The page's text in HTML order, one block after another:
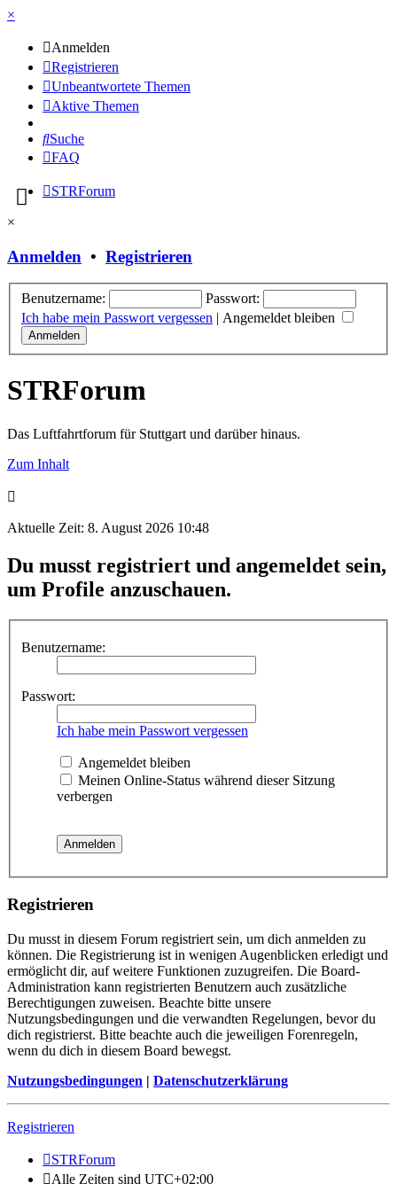
×
Anmelden
Registrieren
Unbeantwortete Themen
Aktive Themen
Suche
FAQ
STRForum
×
Anmelden • Registrieren
Benutzername:
Passwort:
Ich habe mein Passwort vergessen | Angemeldet bleiben
STRForum
Das Luftfahrtforum für Stuttgart und darüber hinaus.
Zum Inhalt
Aktuelle Zeit: 8. August 2026 10:48
Du musst registriert und angemeldet sein,
um Profile anzuschauen.
Benutzername:
Passwort:
Ich habe mein Passwort vergessen
Angemeldet bleiben
Meinen Online-Status während dieser Sitzung
verbergen
Registrieren
Du musst in diesem Forum registriert sein, um dich anmelden zu
können. Die Registrierung ist in wenigen Augenblicken erledigt und
ermöglicht dir, auf weitere Funktionen zuzugreifen. Die Board-
Administration kann registrierten Benutzern auch zusätzliche
Berechtigungen zuweisen. Beachte bitte unsere
Nutzungsbedingungen und die verwandten Regelungen, bevor du
dich registrierst. Bitte beachte auch die jeweiligen Forenregeln,
wenn du dich in diesem Board bewegst.
Nutzungsbedingungen | Datenschutzerklärung
Registrieren
STRForum
Alle Zeiten sind UTC+02:00